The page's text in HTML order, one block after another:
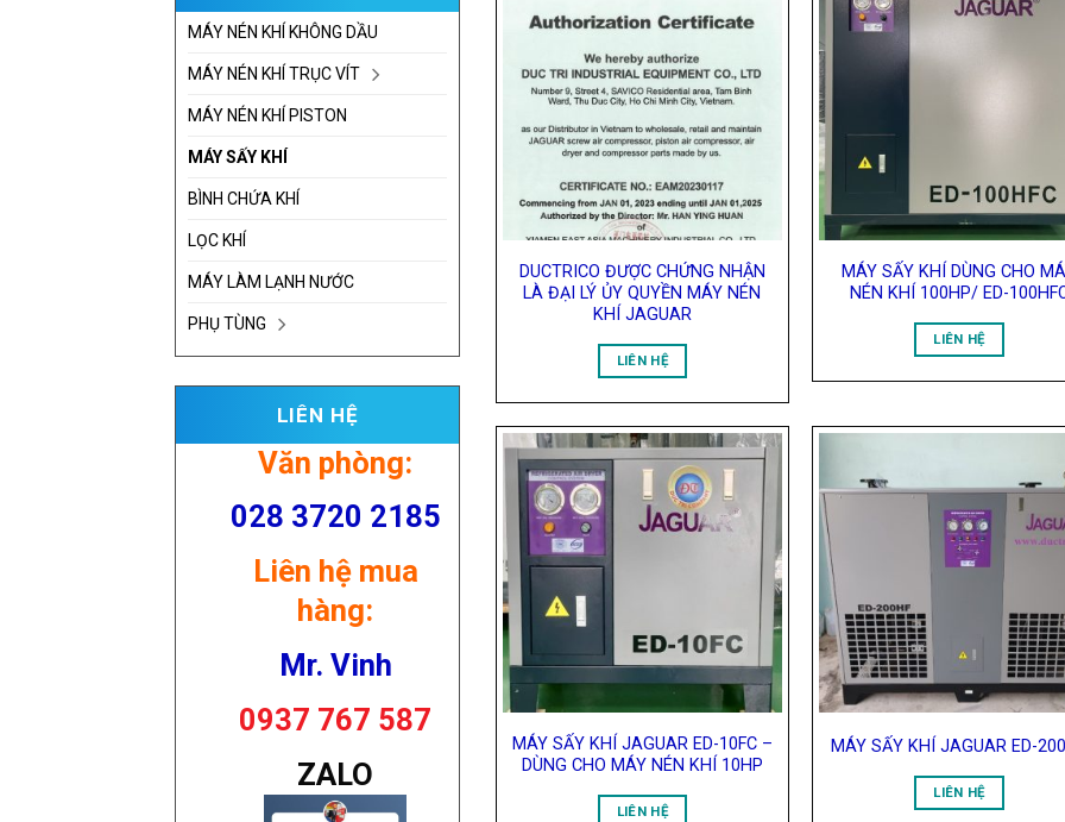
MÁY NÉN KHÍ KHÔNG DẦU
MÁY NÉN KHÍ TRỤC VÍT
MÁY NÉN KHÍ PISTON
MÁY SẤY KHÍ
BÌNH CHỨA KHÍ
LỌC KHÍ
MÁY LÀM LẠNH NƯỚC
PHỤ TÙNG
LIÊN HỆ
Văn phòng:
028 3720 2185
Liên hệ mua
hàng:
Mr. Vinh
0937 767 587
ZALO
Wishlist
DUCTRICO ĐƯỢC CHỨNG NHẬN
LÀ ĐẠI LÝ ỦY QUYỀN MÁY NÉN
KHÍ JAGUAR
LIÊN HỆ
MÁY SẤY KHÍ DÙNG CHO
NÉN KHÍ 100HP/ ED-
LIÊN HỆ
Add to
MÁY SẤY KHÍ JAGUAR ED-10FC –
DÙNG CHO MÁY NÉN KHÍ 10HP
LIÊN HỆ
MÁY SẤY KHÍ JAGUAR ED-
LIÊN HỆ